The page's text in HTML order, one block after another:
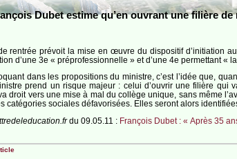
Dubet estime qu’en ouvrant une filière
rentrée prévoit la mise en œuvre du dispositif d’initiation
d’une 3e « préprofessionnelle » et d’une 4e permettant «
dans les propositions du ministre, c’est l’idée que,
prend un risque majeur : celui d’ouvrir une filière
droit vers une mise à mal du collège unique, sans même
catégories sociales défavorisées. Elles seront alors
du 09.05.11 : François Dubet : « Après 35